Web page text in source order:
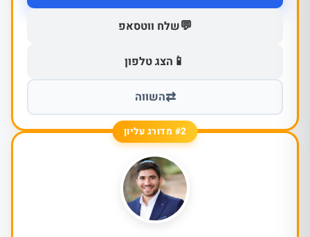
💬שלח ווטסאפ
📱 הצג טלפון
⇄השווה
#2 מדורג עליון